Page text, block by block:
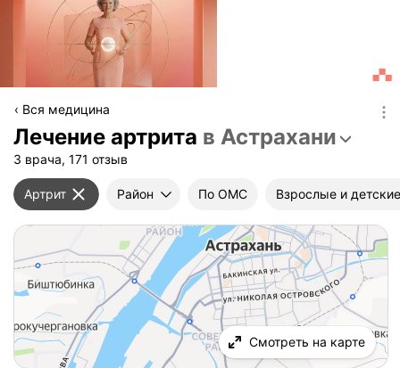
Вся медицина
Лечение артрита в Астрахани
3 врача, 171 отзыв
Артрит Район По ОМС Взрослые и детские
Смотреть на карте